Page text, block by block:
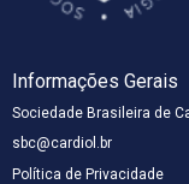
Informações Gerais
Sociedade Brasileira de
sbc@cardiol.br
Política de Privacidade